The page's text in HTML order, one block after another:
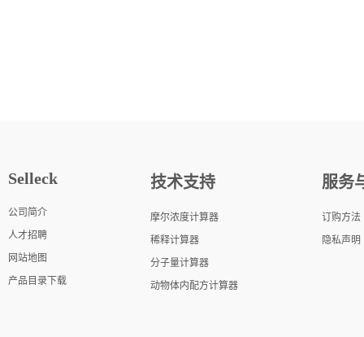
Selleck
公司简介
人才招聘
网站地图
产品目录下载
技术支持
摩尔浓度计算器
稀释计算器
分子量计算器
动物体内配方计算器
服务
订购方法
隐私声明